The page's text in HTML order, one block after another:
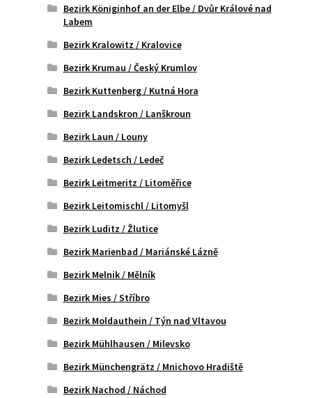
Bezirk Königinhof an der Elbe / Dvůr Králové nad
Labem
Bezirk Kralowitz / Kralovice
Bezirk Krumau / Český Krumlov
Bezirk Kuttenberg / Kutná Hora
Bezirk Landskron / Lanškroun
Bezirk Laun / Louny
Bezirk Ledetsch / Ledeč
Bezirk Leitmeritz / Litoměřice
Bezirk Leitomischl / Litomyšl
Bezirk Luditz / Žlutice
Bezirk Marienbad / Mariánské Lázně
Bezirk Melnik / Mělník
Bezirk Mies / Stříbro
Bezirk Moldauthein / Týn nad Vltavou
Bezirk Mühlhausen / Milevsko
Bezirk Münchengrätz / Mnichovo Hradiště
Bezirk Nachod / Náchod